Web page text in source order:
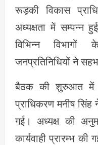
रूड़की विकास
अध्यक्षता में सम्पन्न
विभिन्न विभागों
जनप्रतिनिधियों ने
बैठक की शुरुआत में
प्राधिकरण मनीष
गई। अध्यक्ष की
कार्यवाही प्रारम्भ